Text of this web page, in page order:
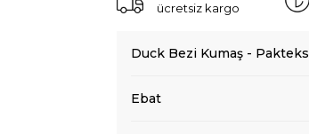
ücretsiz kargo
Duck Bezi Kumaş - Pakteks
Ebat